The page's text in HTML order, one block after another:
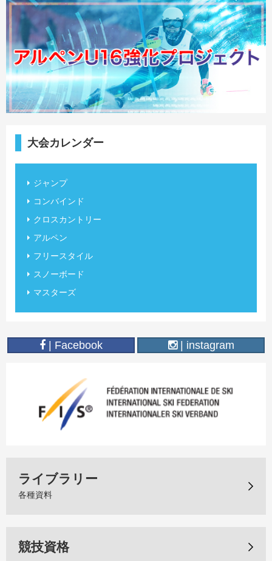
大会カレンダー
ジャンプ
コンバインド
クロスカントリー
アルペン
フリースタイル
スノーボード
マスターズ
| Facebook | instagram
ライブラリー
各種資料
競技資格